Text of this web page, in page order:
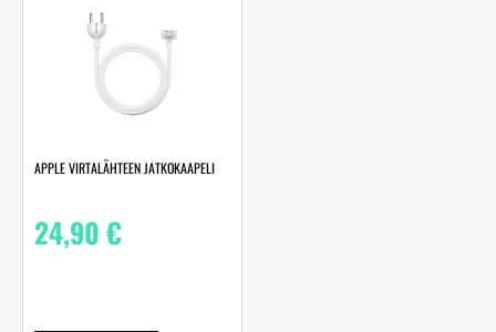
APPLE VIRTALÄHTEEN JATKOKAAPELI
24,90€